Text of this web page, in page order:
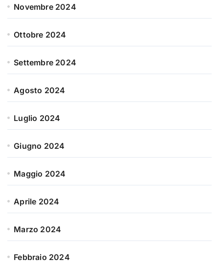
Novembre 2024
Ottobre 2024
Settembre 2024
Agosto 2024
Luglio 2024
Giugno 2024
Maggio 2024
Aprile 2024
Marzo 2024
Febbraio 2024